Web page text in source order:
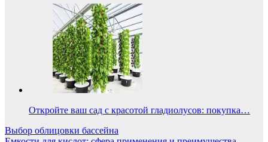
Откройте ваш сад с красотой гладиолусов: покупка…
Навигация
Выбор облицовки бассейна